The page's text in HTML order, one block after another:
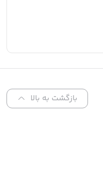
بازگشت به بالا